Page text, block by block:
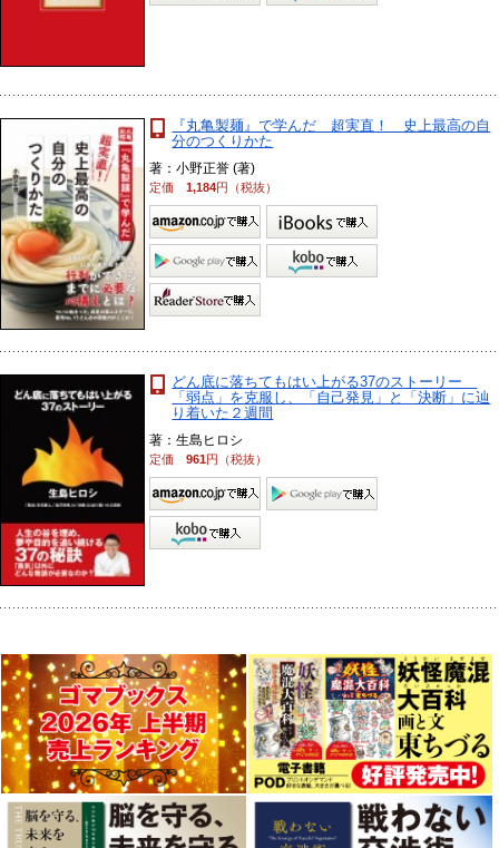
『丸亀製麺』で学んだ 超実直！ 史上最高の自
分のつくりかた
著：小野正誉 (著)
定価1,184円（税抜）
どん底に落ちてもはい上がる37のストーリー
「弱点」を克服し、「自己発見」と「決断」に辿
り着いた２週間
著：生島ヒロシ
定価961円（税抜）